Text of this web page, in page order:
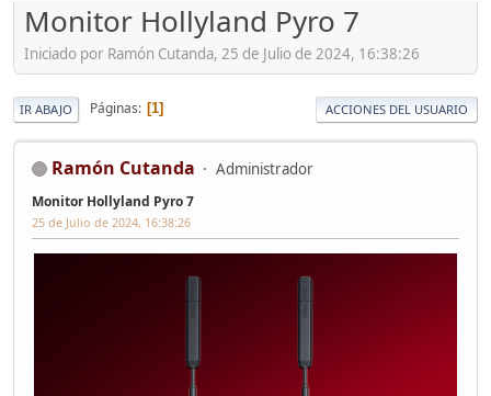
Monitor Hollyland Pyro 7
Iniciado por Ramón Cutanda, 25 de Julio de 2024, 16:38:26
IR ABAJO Páginas 1 ACCIONES DEL USUARIO
Ramón Cutanda Administrador
Monitor Hollyland Pyro 7
25 de Julio de 2024, 16:38:26